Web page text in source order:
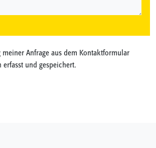
Anfrage aus dem Kontaktformular
und gespeichert.